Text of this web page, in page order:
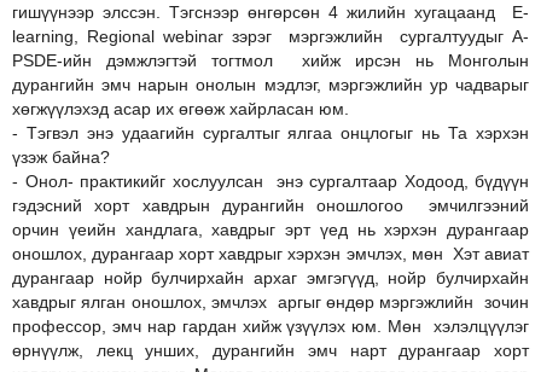
гишүүнээр элссэн. Тэгснээр өнгөрсөн 4 жилийн хугацаанд E-
learning, Regional webinar зэрэг мэргэжлийн сургалтуудыг А-
PSDE-ийн дэмжлэгтэй тогтмол хийж ирсэн нь Монголын
дурангийн эмч нарын онолын мэдлэг, мэргэжлийн ур чадварыг
хөгжүүлэхэд асар их өгөөж хайрласан юм.
- Тэгвэл энэ удаагийн сургалтыг ялгаа онцлогыг нь Та хэрхэн
үзэж байна?
- Онол- практикийг хослуулсан энэ сургалтаар Ходоод, бүдүүн
гэдэсний хорт хавдрын дурангийн оношлогоо эмчилгээний
орчин үеийн хандлага, хавдрыг эрт үед нь хэрхэн дурангаар
оношлох, дурангаар хорт хавдрыг хэрхэн эмчлэх, мөн Хэт авиат
дурангаар нойр булчирхайн архаг эмгэгүүд, нойр булчирхайн
хавдрыг ялган оношлох, эмчлэх аргыг өндөр мэргэжлийн зочин
профессор, эмч нар гардан хийж үзүүлэх юм. Мөн хэлэлцүүлэг
өрнүүлж, лекц унших, дурангийн эмч нарт дурангаар хорт